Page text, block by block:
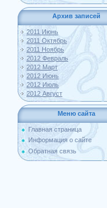
Архив записей
2011 Июнь
2011 Октябрь
2011 Ноябрь
2012 Февраль
2012 Март
2012 Июнь
2012 Июль
2012 Август
Меню сайта
Главная страница
Информация о сайте
Обратная связь